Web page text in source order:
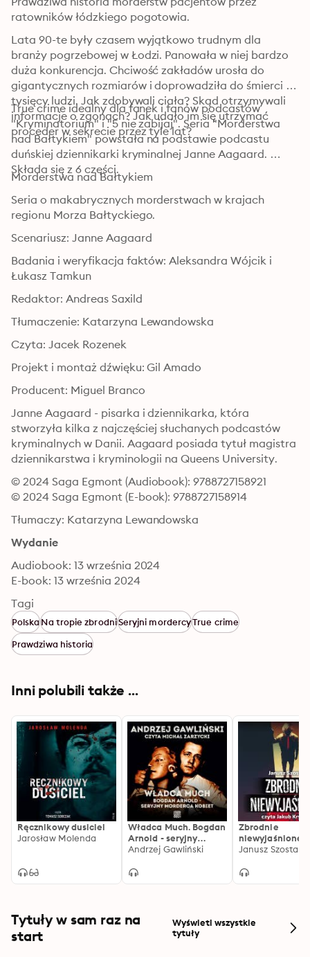
ratowników łódzkiego pogotowia.
Lata 90-te były czasem wyjątkowo trudnym dla
branży pogrzebowej w Łodzi. Panowała w niej bardzo
duża konkurencja. Chciwość zakładów urosła do
gigantycznych rozmiarów i doprowadziła do śmierci
tysięcy ludzi. Jak zdobywali ciała? Skąd otrzymywali
informacje o zgonach? Jak udało im się utrzymać
proceder w sekrecie przez tyle lat?
True crime idealny dla fanek i fanów podcastów
"Kryminatorium" i "5 nie zabijaj". Seria "Morderstwa
nad Bałtykiem" powstała na podstawie podcastu
duńskiej dziennikarki kryminalnej Janne Aagaard.
Składa się z 6 części.
Seria o makabrycznych morderstwach w krajach
regionu Morza Bałtyckiego.
Scenariusz: Janne Aagaard
Badania i weryfikacja faktów: Aleksandra Wójcik i
Łukasz Tamkun
Redaktor: Andreas Saxild
Tłumaczenie: Katarzyna Lewandowska
Czyta: Jacek Rozenek
Projekt i montaż dźwięku: Gil Amado
Producent: Miguel Branco
Janne Aagaard - pisarka i dziennikarka, która
stworzyła kilka z najczęściej słuchanych podcastów
kryminalnych w Danii. Aagaard posiada tytuł magistra
dziennikarstwa i kryminologii na Queens University.
© 2024 Saga Egmont (Audiobook): 9788727158921
© 2024 Saga Egmont (E-book): 9788727158914
Tłumaczy: Katarzyna Lewandowska
Wydanie
Audiobook: 13 września 2024
E-book: 13 września 2024
Tagi
PolskaNa tropie zbrodniSeryjni mordercyTrue crime
Prawdziwa historia
Inni polubili także ...
Ręcznikowy dusiciel
Jarosław Molenda
Władca Much. Bogdan
Arnold - seryjny
morderca kobiet
Andrzej Gawliński
Zbrodnie
niewyjaśnione
Janusz Szostak
Tytuły w sam raz na
start
Wyświetl wszystkie
tytuły